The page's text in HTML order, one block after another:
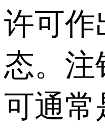
许可作
态。注
可通常